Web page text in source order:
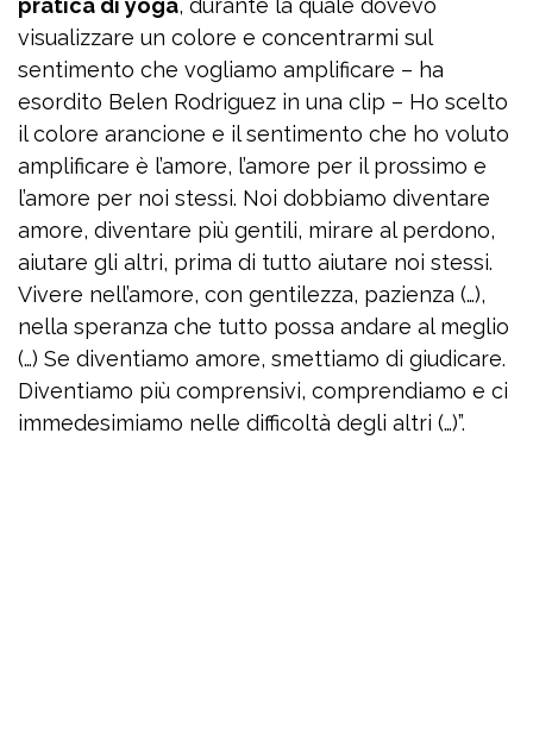
pratica di yoga, durante la quale dovevo
visualizzare un colore e concentrarmi sul
sentimento che vogliamo amplificare – ha
esordito Belen Rodriguez in una clip – Ho scelto
il colore arancione e il sentimento che ho voluto
amplificare è l’amore, l’amore per il prossimo e
l’amore per noi stessi. Noi dobbiamo diventare
amore, diventare più gentili, mirare al perdono,
aiutare gli altri, prima di tutto aiutare noi stessi.
Vivere nell’amore, con gentilezza, pazienza (…),
nella speranza che tutto possa andare al meglio
(…) Se diventiamo amore, smettiamo di giudicare.
Diventiamo più comprensivi, comprendiamo e ci
immedesimiamo nelle difficoltà degli altri (…)”.